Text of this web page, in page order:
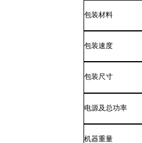
包装材料
包装速度
包装尺寸
电源及总功率
机器重量